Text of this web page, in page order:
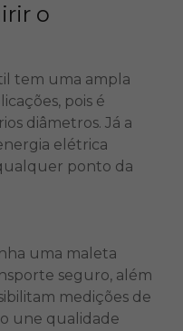
o
tem uma ampla
pois é
diâmetros. Já a
elétrica
ponto da
uma maleta
seguro, além
medições de
une qualidade